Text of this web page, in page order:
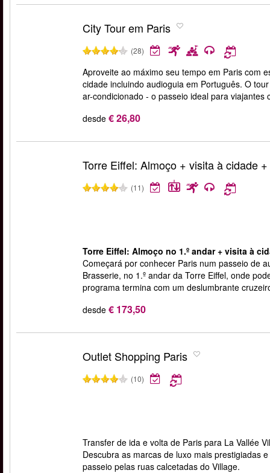
City Tour em Paris
(28)
Aproveite ao máximo seu tempo em Paris com
cidade incluindo audioguia em Português. O
ar-condicionado - o passeio ideal para
desde € 26,80
Torre Eiffel: Almoço + visita à cidade
(11)
Torre Eiffel: Almoço no 1.º andar + visita à
Começará por conhecer Paris num passeio de
Brasserie, no 1.º andar da Torre Eiffel, onde
programa termina com um deslumbrante
desde € 173,50
Outlet Shopping Paris
(10)
Transfer de ida e volta de Paris para La Vallée
Descubra as marcas de luxo mais prestigiadas
passeio pelas ruas calcetadas do Village.